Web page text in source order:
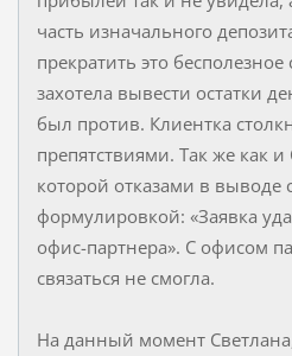
часть изначального
прекратить это
захотела вывести остатки
был против. Клиентка
препятствиями. Так же как
которой отказами в выводе
формулировкой: «Заявка
офис-партнера». С офисом
связаться не смогла.
На данный момент